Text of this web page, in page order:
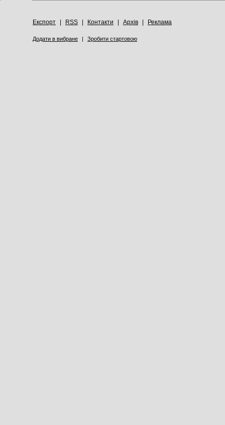
Експорт RSS Контакти Архів Реклама
Додати в вибране | Зробити стартовою